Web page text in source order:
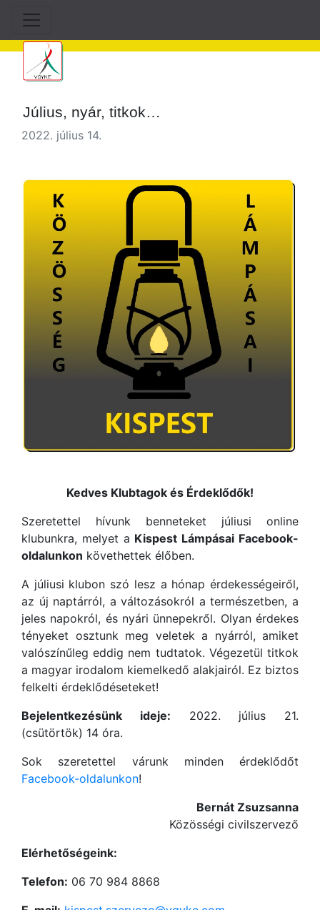
Július, nyár, titkok…
2022. július 14.
Kedves Klubtagok és Érdeklődők!
Szeretettel hívunk benneteket júliusi online
klubunkra, melyet a Kispest Lámpásai Facebook-
oldalunkon követhettek élőben.
A júliusi klubon szó lesz a hónap érdekességeiről,
az új naptárról, a változásokról a természetben, a
jeles napokról, és nyári ünnepekről. Olyan érdekes
tényeket osztunk meg veletek a nyárról, amiket
valószínűleg eddig nem tudtatok. Végezetül titkok
a magyar irodalom kiemelkedő alakjairól. Ez biztos
felkelti érdeklődéseteket!
Bejelentkezésünk ideje: 2022. július 21.
(csütörtök) 14 óra.
Sok szeretettel várunk minden érdeklődőt
Facebook-oldalunkon!
Bernát Zsuzsanna
Közösségi civilszervező
Elérhetőségeink:
Telefon: 06 70 984 8868